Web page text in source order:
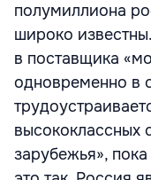
полумиллиона
широко
в поставщика
одновременно в
высококлассных
зарубежья»,